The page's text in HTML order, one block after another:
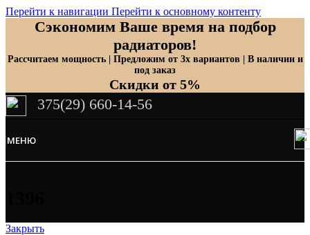
Перейти к навигации Перейти к основному контенту
Сэкономим Ваше время на подбор
радиаторов!
Рассчитаем мощность | Предложим от 3х вариантов | В наличии и
под заказ
Скидки от 5%
375(29) 660-14-56
МЕНЮ
Закрыть